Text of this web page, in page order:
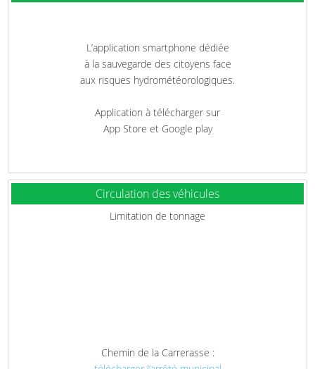
L’application smartphone dédiée
à la sauvegarde des citoyens face
aux risques hydrométéorologiques.
Application à télécharger sur
App Store et Google play
Circulation des véhicules
Limitation de tonnage
Chemin de la Carrerasse :